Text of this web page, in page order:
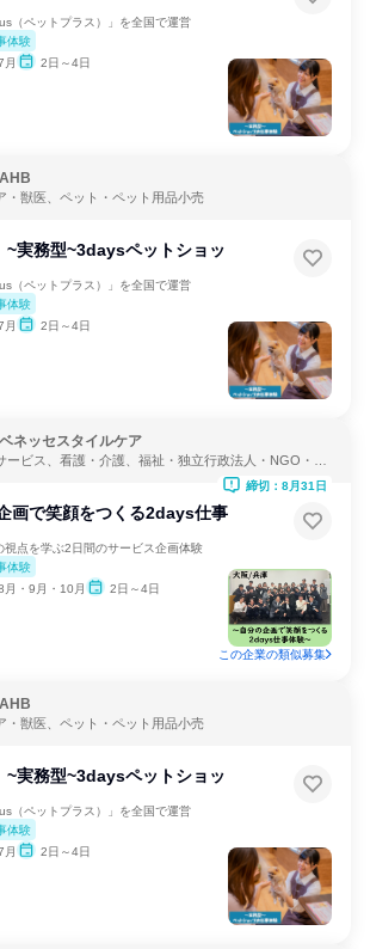
（ペットプラス）」を全国で運営
体験
月 2日～4日
・獣医、ペット・ペット用品小売
~実務型~3daysペットショッ
（ペットプラス）」を全国で運営
体験
月 2日～4日
ネッセスタイルケア
ービス、看護・介護、福祉・独立行政法人・NGO・N
画で笑顔をつくる2days仕事
視点を学ぶ2日間のサービス企画体験
体験
月・9月・10月 2日～4日
締切：8月31日
この企業の類似募集
・獣医、ペット・ペット用品小売
~実務型~3daysペットショッ
（ペットプラス）」を全国で運営
体験
月 2日～4日